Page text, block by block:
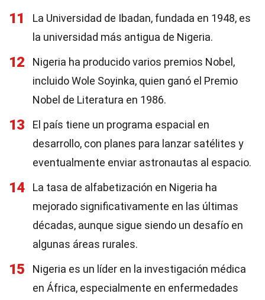
11
La Universidad de Ibadan, fundada en 1948, es
la universidad más antigua de Nigeria.
12
Nigeria ha producido varios premios Nobel,
incluido Wole Soyinka, quien ganó el Premio
Nobel de Literatura en 1986.
13
El país tiene un programa espacial en
desarrollo, con planes para lanzar satélites y
eventualmente enviar astronautas al espacio.
14
La tasa de alfabetización en Nigeria ha
mejorado significativamente en las últimas
décadas, aunque sigue siendo un desafío en
algunas áreas rurales.
15
Nigeria es un líder en la investigación médica
en África, especialmente en enfermedades